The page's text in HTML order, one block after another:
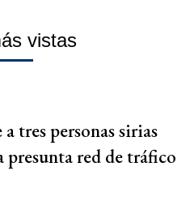
vistas
tres personas sirias
presunta red de tráfico